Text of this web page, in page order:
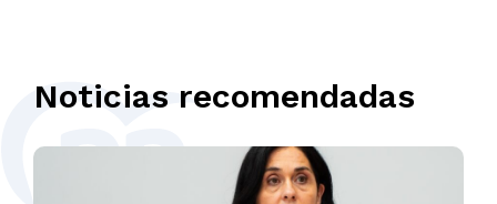
Noticias recomendadas